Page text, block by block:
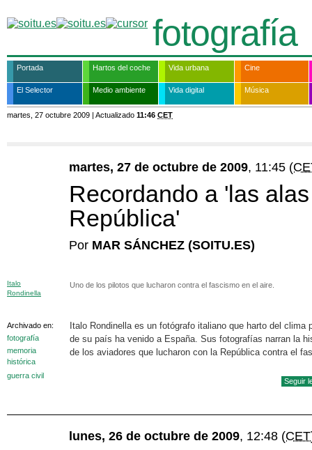
fotografía
Portada Hartos del coche Vida urbana Cine
El Selector Medio ambiente Vida digital Música
martes, 27 octubre 2009 | Actualizado 11:46 CET
martes, 27 de octubre de 2009, 11:45
Recordando a 'las
República'
Por MAR SÁNCHEZ (SOITU.ES)
Italo
Rondinella
Uno de los pilotos que lucharon contra el fascismo en el aire.
Archivado en:
fotografía
memoria
histórica
guerra civil
Italo Rondinella es un fotógrafo italiano que harto del clima
de su país ha venido a España. Sus fotografías narran la
de los aviadores que lucharon con la República contra el
Seguir
lunes, 26 de octubre de 2009, 12:48